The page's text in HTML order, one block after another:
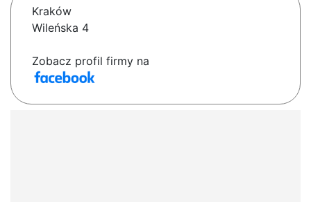
Kraków
Wileńska 4
Zobacz profil firmy na